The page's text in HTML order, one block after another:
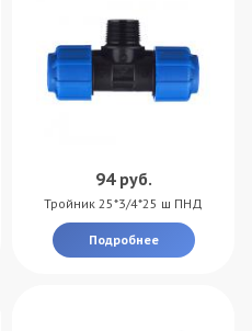
94 руб.
Тройник 25*3/4*25 ш ПНД
Подробнее